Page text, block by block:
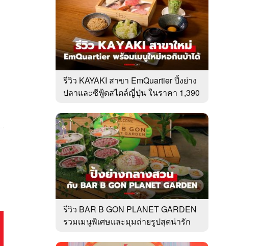
รีวิว KAYAKI สาขา EmQuartier ปิ้งย่าง
ปลาและซีฟู้ดสไตล์ญี่ปุ่น ในราคา 1,390
รีวิว BAR B GON PLANET GARDEN
รวมเมนูพิเศษและมุมถ่ายรูปสุดน่ารัก